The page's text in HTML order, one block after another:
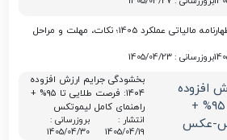
راهنمای جامع اظهارنامه مالیاتی عملکرد 1405؛ نکات، مهلت و مراحل
بروزرسانی : 1405/04/23
بخشودگی جرایم ارزش افزوده
۱۴۰۴: فرصت طلایی تا ۹۵% +
راهنمای کامل لیموتکس
انتشار :
1405/04/19
بروزرسانی :
1405/04/30